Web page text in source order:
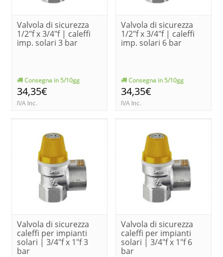
Valvola di sicurezza
1/2"f x 3/4"f | caleffi
imp. solari 3 bar
Consegna in 5/10gg
34,35€
IVA Inc.
Valvola di sicurezza
1/2"f x 3/4"f | caleffi
imp. solari 6 bar
Consegna in 5/10gg
34,35€
IVA Inc.
Valvola di sicurezza
caleffi per impianti
solari | 3/4"f x 1"f 3
bar
Valvola di sicurezza
caleffi per impianti
solari | 3/4"f x 1"f 6
bar